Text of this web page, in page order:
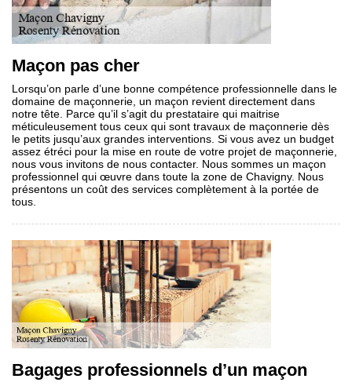
Maçon pas cher
Lorsqu’on parle d’une bonne compétence professionnelle dans le
domaine de maçonnerie, un maçon revient directement dans
notre tête. Parce qu’il s’agit du prestataire qui maitrise
méticuleusement tous ceux qui sont travaux de maçonnerie dès
le petits jusqu’aux grandes interventions. Si vous avez un budget
assez étréci pour la mise en route de votre projet de maçonnerie,
nous vous invitons de nous contacter. Nous sommes un maçon
professionnel qui œuvre dans toute la zone de Chavigny. Nous
présentons un coût des services complètement à la portée de
tous.
Bagages professionnels d’un maçon